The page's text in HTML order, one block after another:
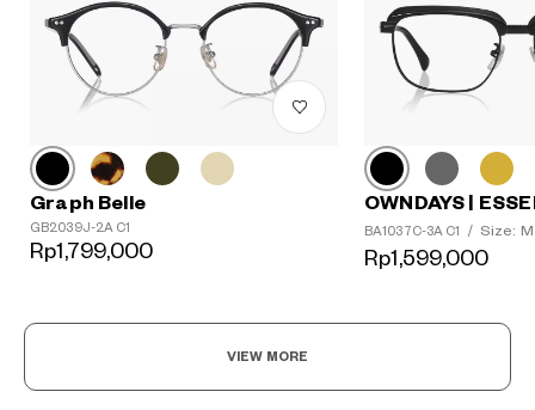
Graph Belle
GB2039J-2A C1
Rp1,799,000
OWNDAYS |
BA1037C-3A C1 / Size: M
Rp1,599,000
VIEW MORE